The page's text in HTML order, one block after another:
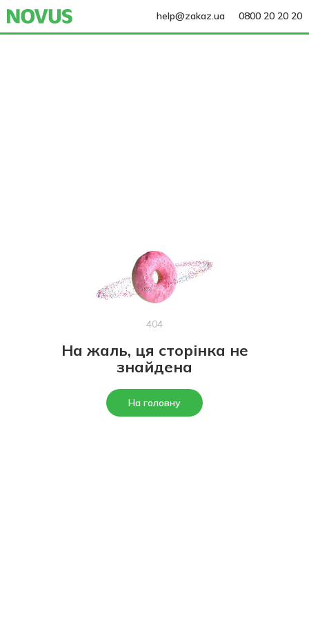
help@zakaz.ua 0800 20 20 20
404
На жаль, ця сторінка не
знайдена
На головну